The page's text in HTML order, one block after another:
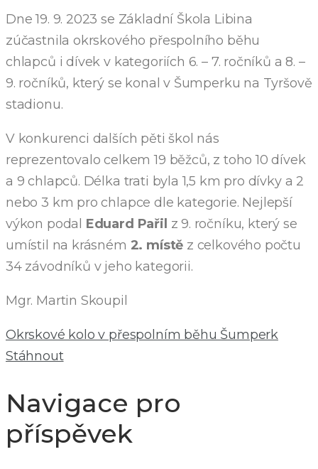
Dne 19. 9. 2023 se Základní Škola Libina
zúčastnila okrskového přespolního běhu
chlapců i dívek v kategoriích 6. – 7. ročníků a 8. –
9. ročníků, který se konal v Šumperku na Tyršově
stadionu.
V konkurenci dalších pěti škol nás
reprezentovalo celkem 19 běžců, z toho 10 dívek
a 9 chlapců. Délka trati byla 1,5 km pro dívky a 2
nebo 3 km pro chlapce dle kategorie. Nejlepší
výkon podal Eduard Pařil z 9. ročníku, který se
umístil na krásném 2. místě z celkového počtu
34 závodníků v jeho kategorii.
Mgr. Martin Skoupil
Okrskové kolo v přespolním běhu Šumperk
Stáhnout
Navigace pro
příspěvek